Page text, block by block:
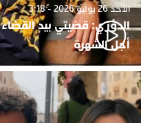
الأحد 26 يوليو 2026 - 3:18
الدوزي: قضيتي بيد
أجل الشهرة